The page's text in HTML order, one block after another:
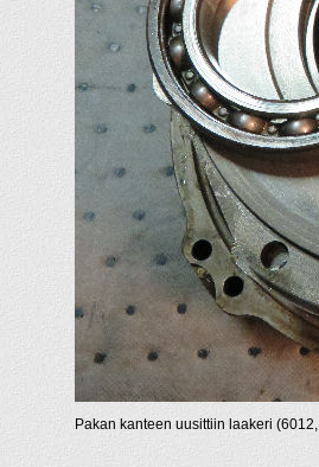
Pakan kanteen uusittiin laakeri